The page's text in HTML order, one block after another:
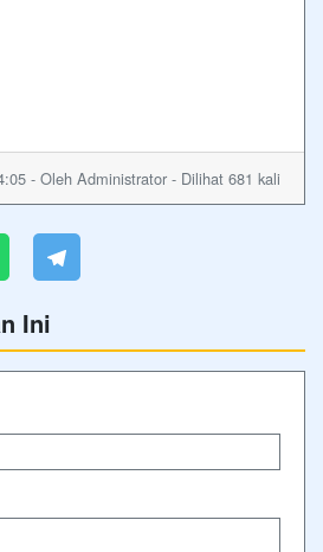
- Oleh Administrator - Dilihat 681 kali
Ini